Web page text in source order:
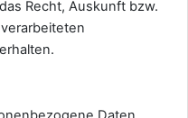
Recht, Auskunft bzw.